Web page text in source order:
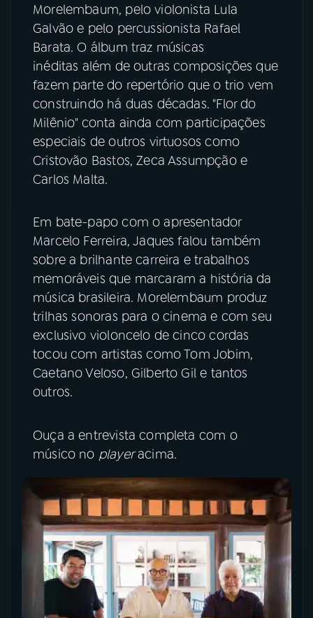
Instagram X
TikTok
Morelembaum, pelo violonista Lula
Galvão e pelo percussionista Rafael
Barata. O álbum traz músicas
inéditas além de outras composições que
fazem parte do repertório que o trio vem
construindo há duas décadas. "Flor do
Milênio" conta ainda com participações
especiais de outros virtuosos como
Cristovão Bastos, Zeca Assumpção e
Carlos Malta.
Em bate-papo com o apresentador
Marcelo Ferreira, Jaques falou também
sobre a brilhante carreira e trabalhos
memoráveis que marcaram a história da
música brasileira. Morelembaum produz
trilhas sonoras para o cinema e com seu
exclusivo violoncelo de cinco cordas
tocou com artistas como Tom Jobim,
Caetano Veloso, Gilberto Gil e tantos
outros.
Ouça a entrevista completa com o
músico no playeracima.